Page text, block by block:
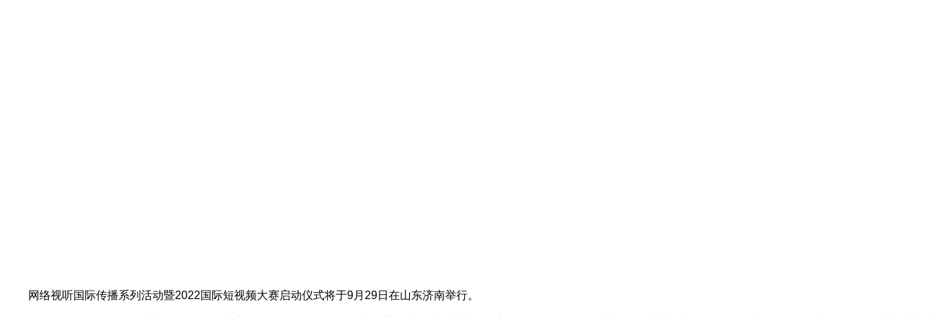
网络视听国际传播系列活动暨2022国际短视频大赛启动仪式将于9月29日在山东济南举行。